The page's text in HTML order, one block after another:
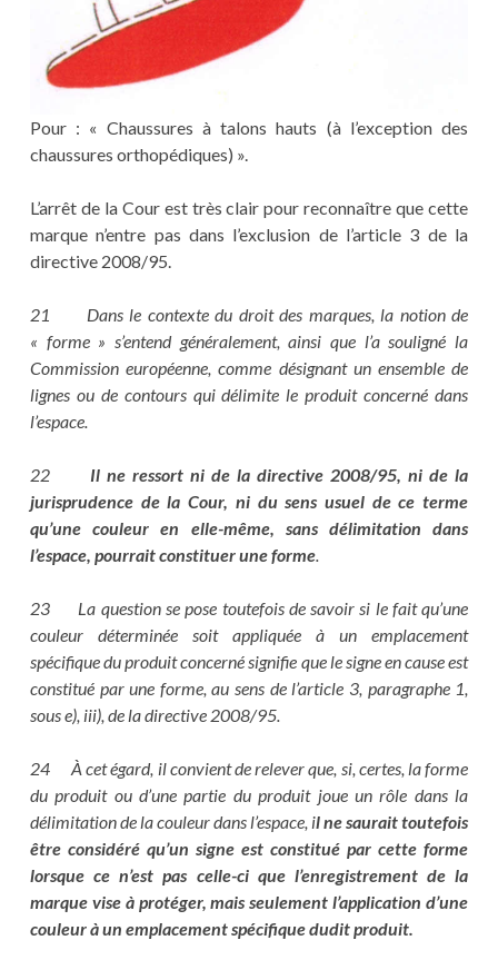
Pour : « Chaussures à talons hauts (à l’exception des
chaussures orthopédiques) ».
L’arrêt de la Cour est très clair pour reconnaître que cette
marque n’entre pas dans l’exclusion de l’article 3 de la
directive 2008/95.
21 Dans le contexte du droit des marques, la notion de
« forme » s’entend généralement, ainsi que l’a souligné la
Commission européenne, comme désignant un ensemble de
lignes ou de contours qui délimite le produit concerné dans
l’espace.
22 Il ne ressort ni de la directive 2008/95, ni de la
jurisprudence de la Cour, ni du sens usuel de ce terme
qu’une couleur en elle-même, sans délimitation dans
l’espace, pourrait constituer une forme.
23 La question se pose toutefois de savoir si le fait qu’une
couleur déterminée soit appliquée à un emplacement
spécifique du produit concerné signifie que le signe en cause est
constitué par une forme, au sens de l’article 3, paragraphe 1,
sous e), iii), de la directive 2008/95.
24 À cet égard, il convient de relever que, si, certes, la forme
du produit ou d’une partie du produit joue un rôle dans la
délimitation de la couleur dans l’espace, il ne saurait toutefois
être considéré qu’un signe est constitué par cette forme
lorsque ce n’est pas celle-ci que l’enregistrement de la
marque vise à protéger, mais seulement l’application d’une
couleur à un emplacement spécifique dudit produit.